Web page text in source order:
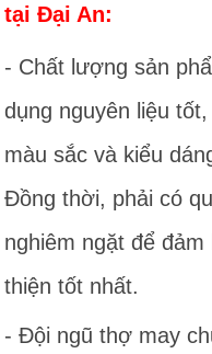
tại Đại An:
- Chất lượng sản
dụng nguyên liệu
màu sắc và kiểu
Đồng thời, phải có
nghiêm ngặt để
thiện tốt nhất.
- Đội ngũ thợ may